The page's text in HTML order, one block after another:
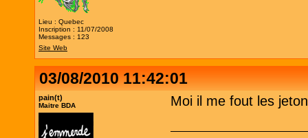
Lieu : Quebec
Inscription : 11/07/2008
Messages : 123
Site Web
03/08/2010 11:42:01
pain(t)
Maitre BDA Moi il me fout les